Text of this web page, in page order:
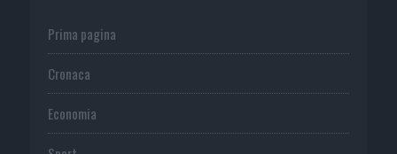
Prima pagina
Cronaca
Economia